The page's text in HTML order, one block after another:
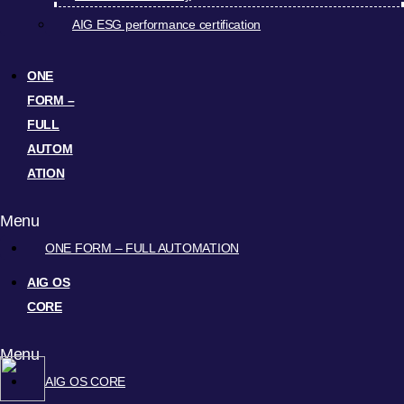
AIG ESG performance certification
ONE
FORM –
FULL
AUTOM
ATION
Menu
ONE FORM – FULL AUTOMATION
AIG OS
CORE
Menu
AIG OS CORE